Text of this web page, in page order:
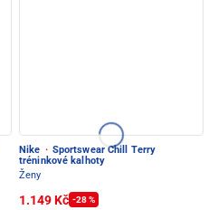
Nike · Sportswear Chill Terry
tréninkové kalhoty
Ženy
1.149 Kč -28 %